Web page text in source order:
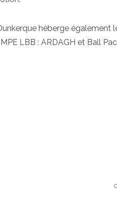
héberge également
LBB : ARDAGH et Ball